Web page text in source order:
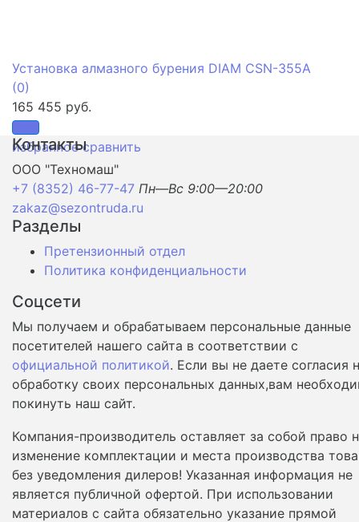
избранное сравнить
Установка алмазного бурения DIAM CSN-355A
(0)
165 455 руб.
Контакты
ООО "Техномаш"
+7 (8352) 46-77-47 Пн—Вс 9:00—20:00
zakaz@sezontruda.ru
Разделы
Претензионный отдел
Политика конфиденциальности
Соцсети
Мы получаем и обрабатываем персональные данные
посетителей нашего сайта в соответствии с
официальной политикой. Если вы не даете согласия
обработку своих персональных данных,вам
покинуть наш сайт.
Компания-производитель оставляет за собой право
изменение комплектации и места производства
без уведомления дилеров! Указанная информация не
является публичной офертой. При использовании
материалов с сайта обязательно указание прямой